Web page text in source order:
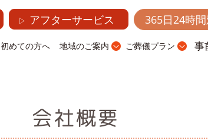
▷ アフターサービス 365日24時
初めての方へ 地域のご案内 ご葬儀プラン 事
会社概要